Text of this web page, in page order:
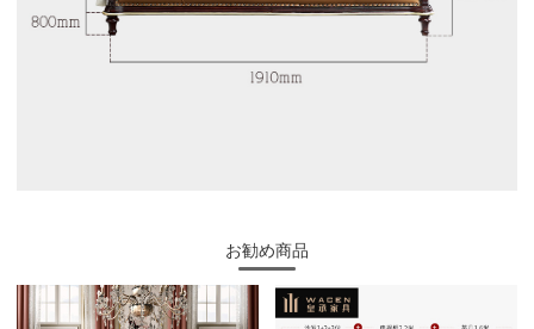
お勧め商品